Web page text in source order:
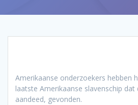
Amerikaanse onderzoekers hebben
laatste Amerikaanse slavenschip dat
aandeed, gevonden.